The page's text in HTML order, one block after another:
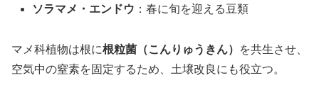
ソラマメ・エンドウ ：春に旬を迎える豆類
マメ科植物は根に根粒菌（こんりゅうきん）
を共生させ、
空気中の窒素を固定するため、土壌改良にも役立つ。